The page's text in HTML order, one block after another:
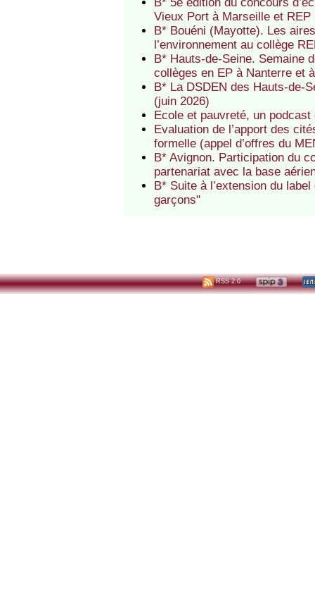
Vieux Port à Marseille et
B* Bouéni (Mayotte). Les
l’environnement au collège
B* Hauts-de-Seine. Semaine
collèges en EP à Nanterre et
B* La DSDEN des Hauts-de-
(juin 2026)
Ecole et pauvreté, un podcast
Evaluation de l’apport des
formelle (appel d’offres du
B* Avignon. Participation du
partenariat avec la base
B* Suite à l’extension du
garçons"
RSS 2.0